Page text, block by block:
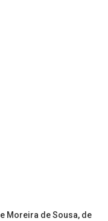
Moreira de Sousa, de